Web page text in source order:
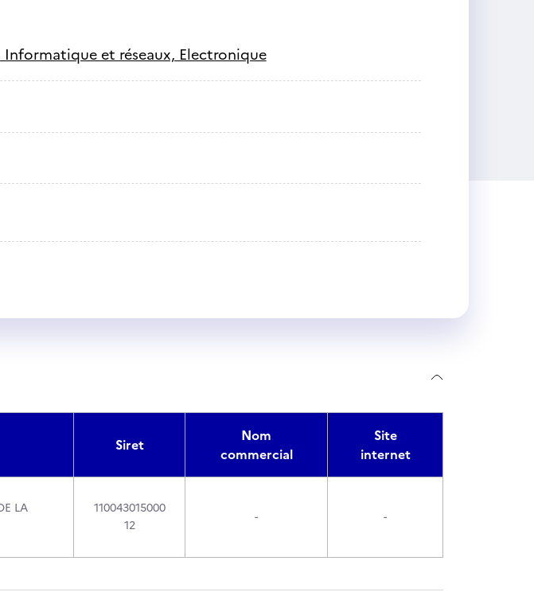
Informatique et réseaux, Electronique
Siret
Nom
commercial
Site
internet
LA
110043015000
12
- -